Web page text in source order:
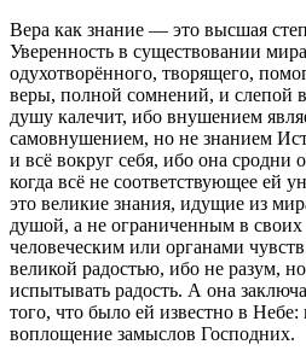
Вера как знание — это высшая
Уверенность в существовании
одухотворённого, творящего,
веры, полной сомнений, и слепой
душу калечит, ибо внушением
самовнушением, но не знанием
и всё вокруг себя, ибо она сродни
когда всё не соответствующее ей
это великие знания, идущие из
душой, а не ограниченным в своих
человеческим или органами
великой радостью, ибо не разум,
испытывать радость. А она
того, что было ей известно в Небе:
воплощение замыслов Господних.